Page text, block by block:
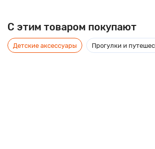
C этим товаром покупают
Детские аксессуары Прогулки и